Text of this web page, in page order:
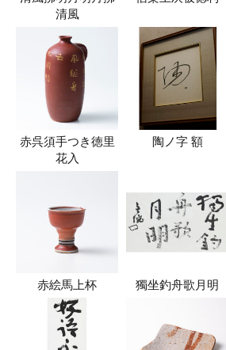
清風
赤呉須手つき徳里
花入
陶ノ字 額
赤絵馬上杯 獨坐釣舟歌月明